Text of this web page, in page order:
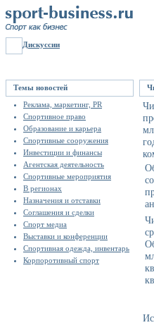
Дискуссии
Темы новостей
Реклама, маркетинг, PR
Спортивное право
Образование и карьера
Спортивные сооружения
Инвестиции и финансы
Агентская деятельность
Спортивные мероприятия
В регионах
Назначения и отставки
Соглашения и сделки
Спорт медиа
Выставки и конференции
Спортивная одежда, инвентарь
Корпоротивный спорт